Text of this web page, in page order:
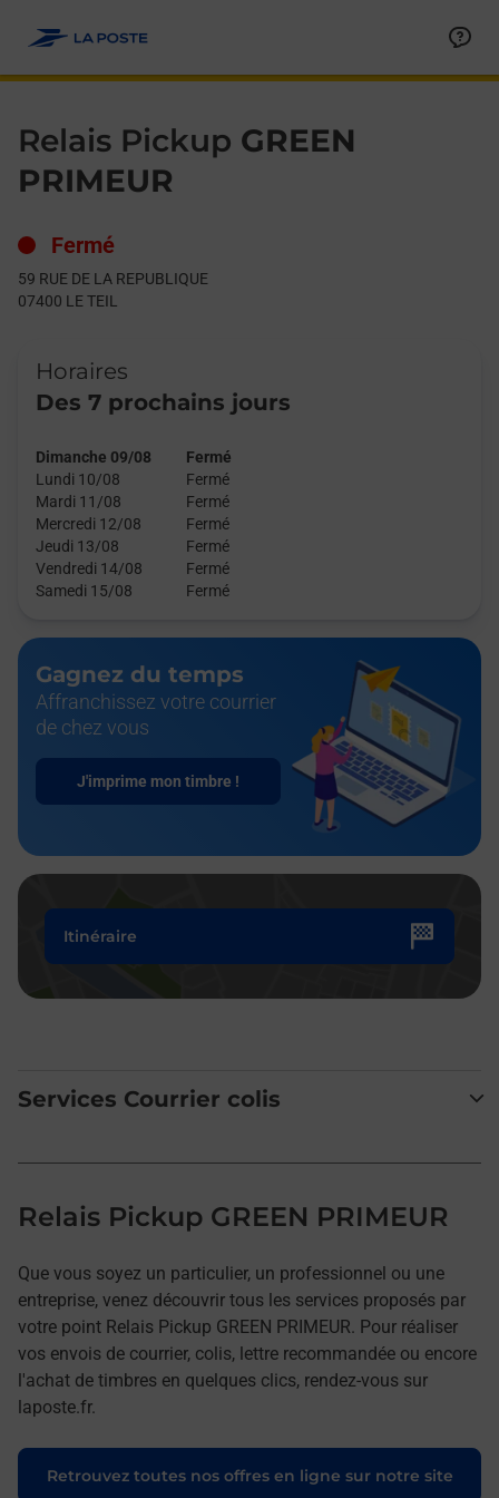
Relais Pickup GREEN
PRIMEUR
Fermé
59 RUE DE LA REPUBLIQUE
07400 LE TEIL
Horaires
Des 7 prochains jours
Dimanche 09/08
Fermé
Lundi 10/08
Fermé
Mardi 11/08
Fermé
Mercredi 12/08
Fermé
Jeudi 13/08
Fermé
Vendredi 14/08
Fermé
Samedi 15/08
Fermé
Gagnez du temps
Affranchissez votre courrier
de chez vous
J'imprime mon timbre !
Itinéraire
Services Courrier colis
Relais Pickup GREEN PRIMEUR
Que vous soyez un particulier, un professionnel ou une
entreprise, venez découvrir tous les services proposés par
votre point Relais Pickup GREEN PRIMEUR. Pour réaliser
vos envois de courrier, colis, lettre recommandée ou encore
l'achat de timbres en quelques clics, rendez-vous sur
laposte.fr.
Retrouvez toutes nos offres en ligne sur notre site